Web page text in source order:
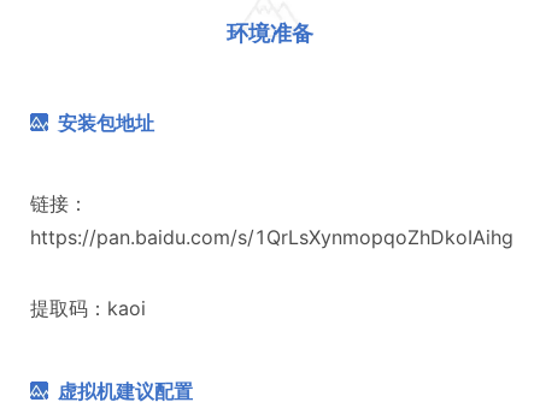
环境准备
安装包地址
链接：
https://pan.baidu.com/s/1QrLsXynmopqoZhDkoIAihg
提取码：kaoi
虚拟机建议配置